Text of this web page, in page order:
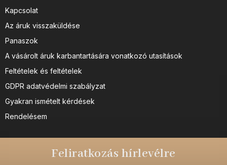
Kapcsolat
Az áruk visszaküldése
Panaszok
A vásárolt áruk karbantartására vonatkozó utasítások
Feltételek és feltételek
GDPR adatvédelmi szabályzat
Gyakran ismételt kérdések
Rendelésem
Feliratkozás hírlevélre